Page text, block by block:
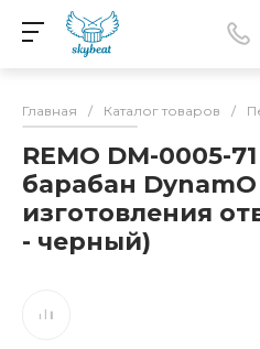
Главная / Каталог товаров /
REMO DM-0005-
барабан
изготовления
- черный)